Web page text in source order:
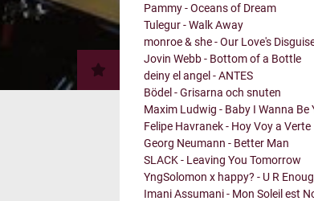
Pammy - Oceans of Dream
Tulegur - Walk Away
monroe & she - Our Love's
Jovin Webb - Bottom of a Bottle
deiny el angel - ANTES
Bödel - Grisarna och snuten
Maxim Ludwig - Baby I Wanna Be
Felipe Havranek - Hoy Voy a Verte
Georg Neumann - Better Man
SLACK - Leaving You Tomorrow
YngSolomon x happy? - U R
Imani Assumani - Mon Soleil est